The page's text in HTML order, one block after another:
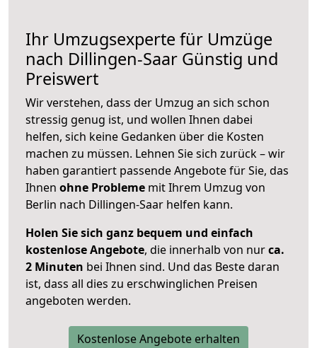
Ihr Umzugsexperte für Umzüge
nach Dillingen-Saar Günstig und
Preiswert
Wir verstehen, dass der Umzug an sich schon
stressig genug ist, und wollen Ihnen dabei
helfen, sich keine Gedanken über die Kosten
machen zu müssen. Lehnen Sie sich zurück – wir
haben garantiert passende Angebote für Sie, das
Ihnen ohne Probleme mit Ihrem Umzug von
Berlin nach Dillingen-Saar helfen kann.
Holen Sie sich ganz bequem und einfach
kostenlose Angebote, die innerhalb von nurca.
2 Minuten bei Ihnen sind. Und das Beste daran
ist, dass all dies zu erschwinglichen Preisen
angeboten werden.
Kostenlose Angebote erhalten